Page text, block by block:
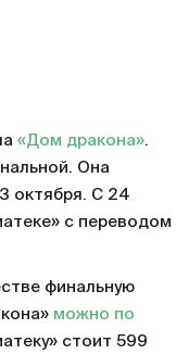
«Дом дракона».
Она
октября. С 24
с переводом
финальную
можно по
стоит 599